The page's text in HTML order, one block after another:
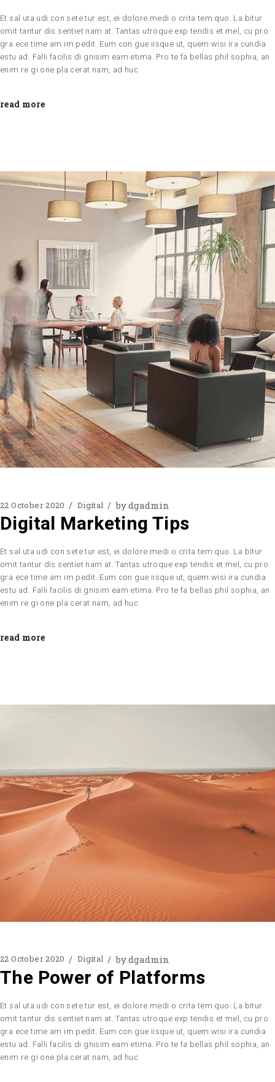
Et sal uta udi con sete tur est, ei dolore medi o crita tem quo. La bitur
omit tantur dis sentiet nam at. Tantas utroque exp tendis et mel, cu pro
gra ece time am im pedit. Eum con gue iisque ut, quem wisi ira cundia
estu ad. Falli facilis di gnisim eam etima. Pro te fa bellas phil sophia, an
enim re gi one pla cerat nam, ad huc
read more
22 October 2020 Digital bydgadmin
Digital Marketing Tips
Et sal uta udi con sete tur est, ei dolore medi o crita tem quo. La bitur
omit tantur dis sentiet nam at. Tantas utroque exp tendis et mel, cu pro
gra ece time am im pedit. Eum con gue iisque ut, quem wisi ira cundia
estu ad. Falli facilis di gnisim eam etima. Pro te fa bellas phil sophia, an
enim re gi one pla cerat nam, ad huc
read more
22 October 2020 Digital bydgadmin
The Power of Platforms
Et sal uta udi con sete tur est, ei dolore medi o crita tem quo. La bitur
omit tantur dis sentiet nam at. Tantas utroque exp tendis et mel, cu pro
gra ece time am im pedit. Eum con gue iisque ut, quem wisi ira cundia
estu ad. Falli facilis di gnisim eam etima. Pro te fa bellas phil sophia, an
enim re gi one pla cerat nam, ad huc